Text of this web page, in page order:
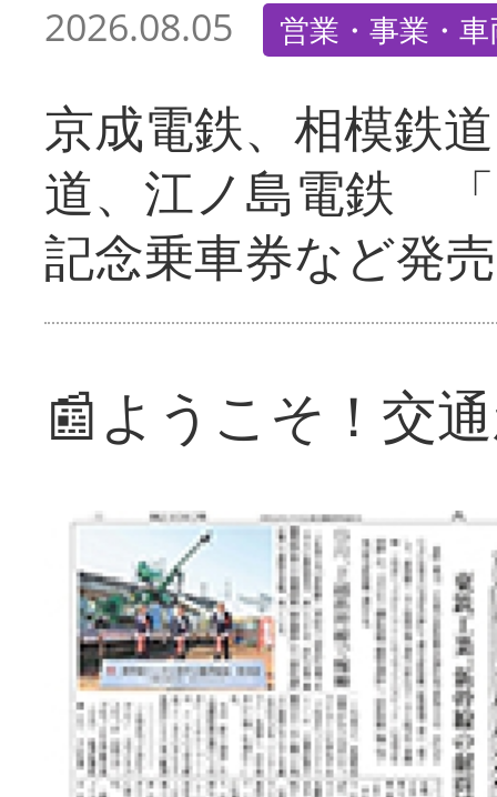
2026.08.05 営業・事業・
京成電鉄、相模鉄
道、江ノ島電鉄
記念乗車券など発売
📰ようこそ！交